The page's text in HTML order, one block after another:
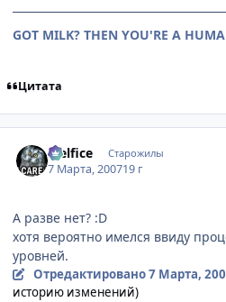
GOT MILK? THEN YOU'RE A
Цитата
Melfice Старожилы
7 Марта, 200719 г
А разве нет? :D
хотя вероятно имелся ввиду
уровней.
Отредактировано7 Марта,
историю изменений)